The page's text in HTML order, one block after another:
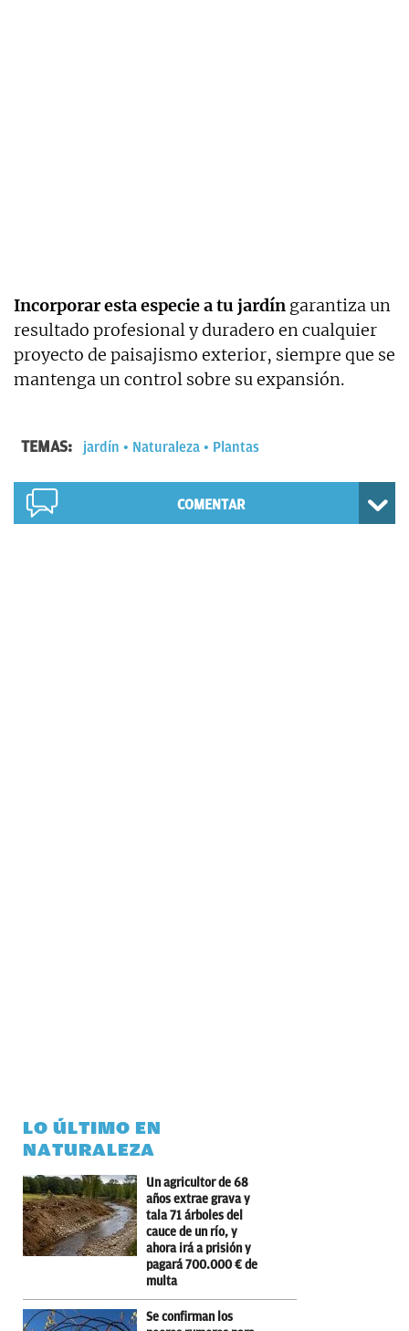
Incorporar esta especie a tu jardín garantiza un
resultado profesional y duradero en cualquier
proyecto de paisajismo exterior, siempre que se
mantenga un control sobre su expansión.
TEMAS: jardín Naturaleza Plantas
COMENTAR
LO ÚLTIMO EN
NATURALEZA
Un agricultor de 68
años extrae grava y
tala 71 árboles del
cauce de un río, y
ahora irá a prisión y
pagará 700.000 € de
multa
Se confirman los